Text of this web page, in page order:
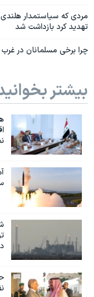
مردی که سیاستمدار هلندی
تهدید کرد بازداشت شد
چرا برخی مسلمانان در
بیشتر